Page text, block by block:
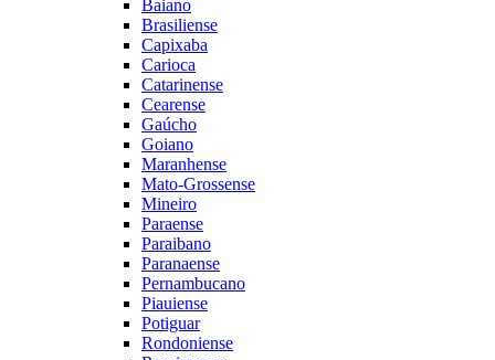
Baiano
Brasiliense
Capixaba
Carioca
Catarinense
Cearense
Gaúcho
Goiano
Maranhense
Mato-Grossense
Mineiro
Paraense
Paraibano
Paranaense
Pernambucano
Piauiense
Potiguar
Rondoniense